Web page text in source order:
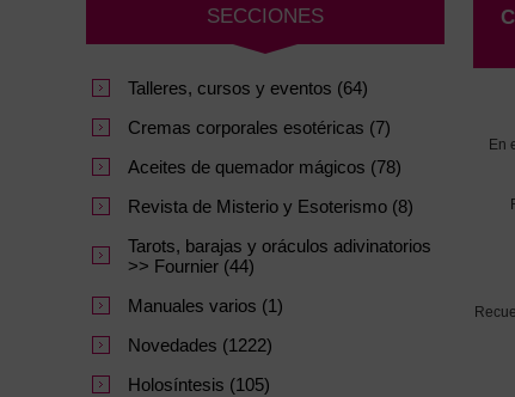
En
SECCIONES
Talleres, cursos y eventos (64)
Cremas corporales esotéricas (7)
Aceites de quemador mágicos (78)
Revista de Misterio y Esoterismo (8)
Tarots, barajas y oráculos adivinatorios
>> Fournier (44)
Manuales varios (1)
Novedades (1222)
Holosíntesis (105)